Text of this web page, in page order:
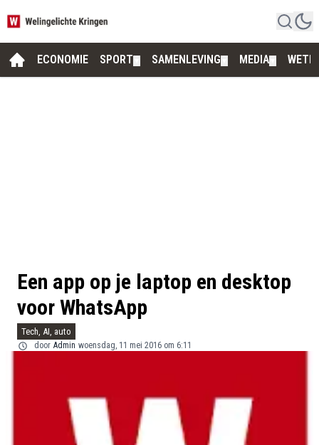
ECONOMIE SPORT SAMENLEVING MEDIA
Een app op je laptop en desktop
voor WhatsApp
Tech, AI, auto
door Admin woensdag, 11 mei 2016 om 6:11